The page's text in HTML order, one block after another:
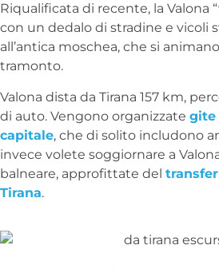
Riqualificata di recente, la Valona
con un dedalo di stradine e vicoli
all’antica moschea, che si
tramonto.
Valona dista da Tirana 157 km,
di auto. Vengono organizzate gite
capitale, che di solito includono
invece volete soggiornare a
balneare, approfittate del
Tirana.